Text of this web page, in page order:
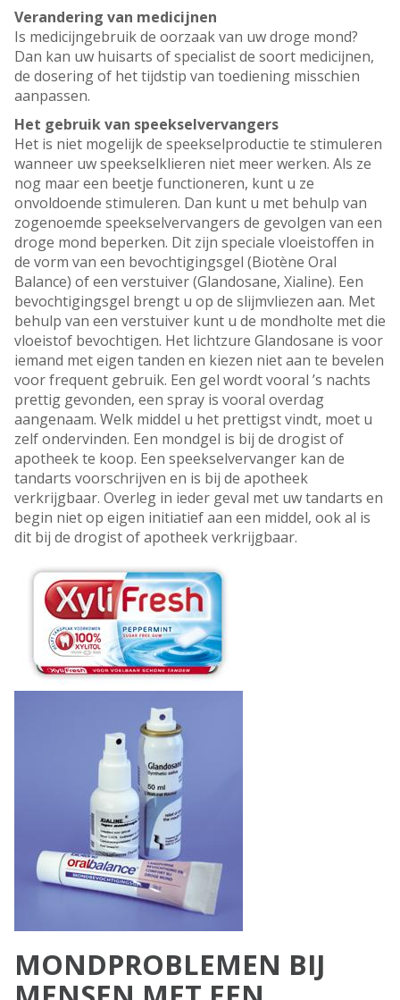
Verandering van medicijnen
Is medicijngebruik de oorzaak van uw droge mond?
Dan kan uw huisarts of specialist de soort medicijnen,
de dosering of het tijdstip van toediening misschien
aanpassen.
Het gebruik van speekselvervangers
Het is niet mogelijk de speekselproductie te stimuleren
wanneer uw speekselklieren niet meer werken. Als ze
nog maar een beetje functioneren, kunt u ze
onvoldoende stimuleren. Dan kunt u met behulp van
zogenoemde speekselvervangers de gevolgen van een
droge mond beperken. Dit zijn speciale vloeistoffen in
de vorm van een bevochtigingsgel (Biotène Oral
Balance) of een verstuiver (Glandosane, Xialine). Een
bevochtigingsgel brengt u op de slijmvliezen aan. Met
behulp van een verstuiver kunt u de mondholte met die
vloeistof bevochtigen. Het lichtzure Glandosane is voor
iemand met eigen tanden en kiezen niet aan te bevelen
voor frequent gebruik. Een gel wordt vooral ’s nachts
prettig gevonden, een spray is vooral overdag
aangenaam. Welk middel u het prettigst vindt, moet u
zelf ondervinden. Een mondgel is bij de drogist of
apotheek te koop. Een speekselvervanger kan de
tandarts voorschrijven en is bij de apotheek
verkrijgbaar. Overleg in ieder geval met uw tandarts en
begin niet op eigen initiatief aan een middel, ook al is
dit bij de drogist of apotheek verkrijgbaar.
MONDPROBLEMEN BIJ